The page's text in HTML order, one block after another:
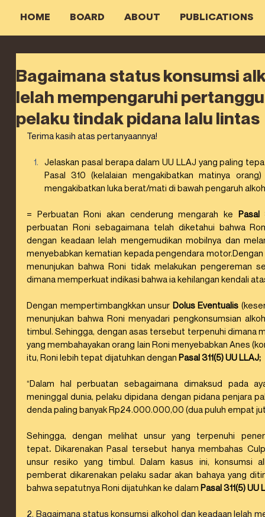
HOME BOARD ABOUT PUBLICATIONS
Bagaimana status konsumsi
lelah mempengaruhi
pelaku tindak pidana lalu lintas
Terima kasih atas pertanyaannya!
Jelaskan pasal berapa dalam UU LLAJ yang paling
Pasal 310 (kelalaian mengakibatkan matinya
mengakibatkan luka berat/mati di bawah pengaruh
= Perbuatan Roni akan cenderung mengarah ke Pasal
perbuatan Roni sebagaimana telah diketahui bahwa
dengan keadaan lelah mengemudikan mobilnya dan
menyebabkan kematian kepada pengendara
menunjukan bahwa Roni tidak melakukan pengereman
dimana memperkuat indikasi bahwa ia kehilangan kendali
Dengan mempertimbangkkan unsur Dolus Eventualis
menunjukan bahwa Roni menyadari pengkonsumsian
timbul. Sehingga, dengan asas tersebut terpenuhi dimana
yang membahayakan orang lain Roni menyebabkan Anes
itu, Roni lebih tepat dijatuhkan dengan Pasal 311(5) UU LLAJ;
“Dalam hal perbuatan sebagaimana dimaksud pada
meninggal dunia, pelaku dipidana dengan pidana penjara
denda paling banyak Rp24.000.000,00 (dua puluh empat
Sehingga, dengan melihat unsur yang terpenuhi
tepat. Dikarenakan Pasal tersebut hanya membahas
unsur resiko yang timbul. Dalam kasus ini, konsumsi
pemberat dikarenakan pelaku sadar akan bahaya yang
bahwa sepatutnya Roni dijatuhkan ke dalam Pasal 311(5) UU
2. Bagaimana status konsumsi alkohol dan keadaan lelah